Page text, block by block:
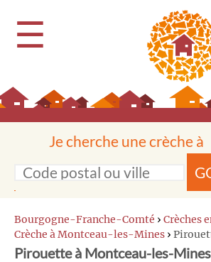
☰
Je cherche une crèche à
Bourgogne-Franche-Comté › Crèches
Crèche à Montceau-les-Mines ›
Pirouette à Montceau-les-Mines